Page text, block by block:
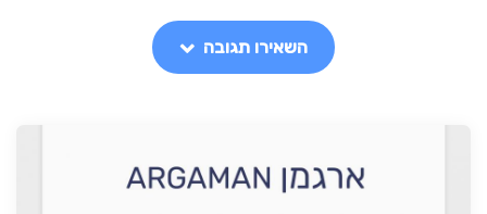
השאירו תגובה